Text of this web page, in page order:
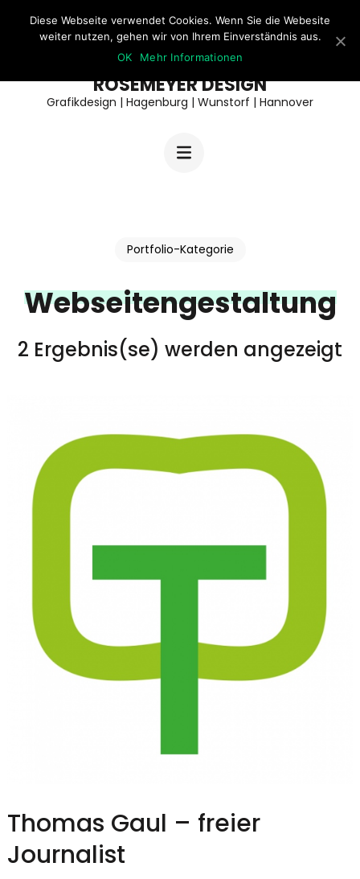
Zum
Inhalt
ROSEMEYER DESIGN
Grafikdesign | Hagenburg | Wunstorf | Hannover
Portfolio-Kategorie
Webseitengestaltung
2 Ergebnis(se) werden angezeigt
Thomas Gaul – freier
Journalist
Diese Webseite verwendet Cookies. Wenn Sie die Webesite
weiter nutzen, gehen wir von Ihrem Einverständnis aus.
OK
Mehr Informationen